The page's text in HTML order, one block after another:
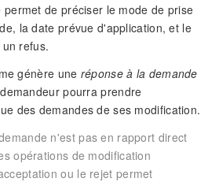
de préciser le mode de prise
la date prévue d'application, et le
refus.
génère une réponse à la demande
pourra prendre
des demandes de ses modification.
n'est pas en rapport direct
opérations de modification
ou le rejet permet